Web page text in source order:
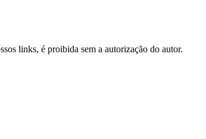
links, é proibida sem a autorização do autor.